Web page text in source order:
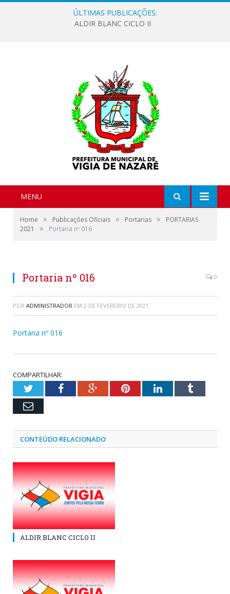
ÚLTIMAS PUBLICAÇÕES:
ALDIR BLANC CICLO II
MENU
Home » Publicações Oficiais » Portarias »
PORTARIAS
2021
» Portaria nº 016
Portaria nº 016 0
POR ADMINISTRADOR EM 2 DE FEVEREIRO DE 2021
Portaria nº 016
COMPARTILHAR:
TwitterFacebookGoogle+PinterestLinkedInTumblr
Email
CONTEÚDO RELACIONADO
ALDIR BLANC CICLO II